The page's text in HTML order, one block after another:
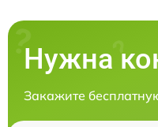
Нужна
Закажите